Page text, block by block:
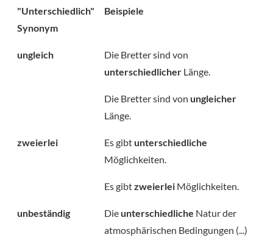
"Unterschiedlich"
Synonym
Beispiele
ungleich
Die Bretter sind von
unterschiedlicher Länge.
Die Bretter sind von ungleicher
Länge.
zweierlei Es gibt unterschiedliche
Möglichkeiten.
Es gibtzweierlei Möglichkeiten.
unbeständig Die unterschiedliche Natur der
atmosphärischen Bedingungen (...)